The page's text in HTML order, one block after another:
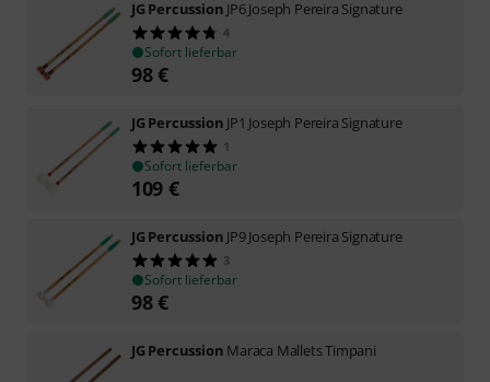
JG Percussion JP6 Joseph Pereira Signature
4
Sofort lieferbar
98€
JG Percussion JP1 Joseph Pereira Signature
1
Sofort lieferbar
109 €
JG Percussion JP9 Joseph Pereira Signature
3
Sofort lieferbar
98€
JG Percussion Maraca Mallets Timpani